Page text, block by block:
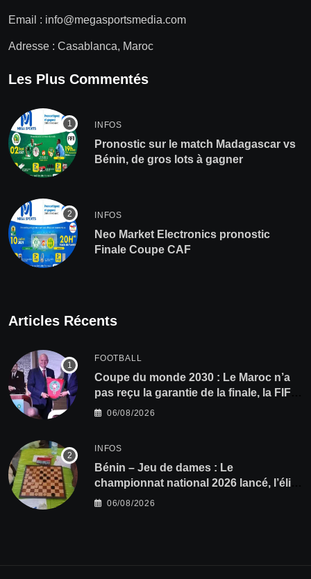
Email : info@megasportsmedia.com
Adresse : Casablanca, Maroc
Les Plus Commentés
INFOS
Pronostic sur le match Madagascar vs
Bénin, de gros lots à gagner
INFOS
Neo Market Electronics pronostic
Finale Coupe CAF
Articles Récents
FOOTBALL
Coupe du monde 2030 : Le Maroc n’a
pas reçu la garantie de la finale, la FIFA
dément
06/08/2026
INFOS
Bénin – Jeu de dames : Le
championnat national 2026 lancé, l’élite
du damier à la conquête du sacre
06/08/2026